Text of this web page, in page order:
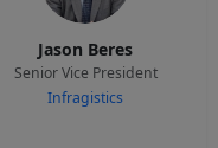
Jason Beres
Senior Vice President
Infragistics